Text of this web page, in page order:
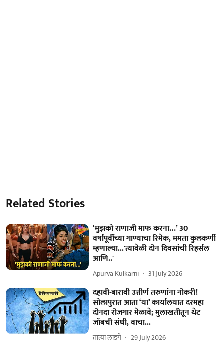
Related Stories
‘मुझको राणाजी माफ करना…’ 30
वर्षांपूर्वीच्या गाण्याचा रिमेक, ममता कुलकर्णी
म्हणाल्या...'त्यावेळी दोन दिवसांची रिहर्सल
आणि..'
Apurva Kulkarni 31 July 2026
दहावी-बारावी उत्तीर्ण तरुणांना नोकरी!
सोलापुरात आता ‘या’ कार्यालयात दरमहा
दोनदा रोजगार मेळावे; मुलाखतीतून थेट
जॉबची संधी, वाचा...
तात्या लांडगे 29 July 2026